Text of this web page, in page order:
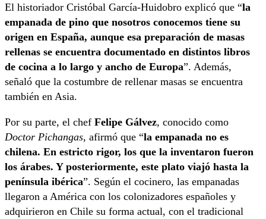
El historiador Cristóbal García-Huidobro explicó que “la
empanada de pino que nosotros conocemos tiene su
origen en España, aunque esa preparación de masas
rellenas se encuentra documentado en distintos libros
de cocina a lo largo y ancho de Europa”. Además,
señaló que la costumbre de rellenar masas se encuentra
también en Asia.
Por su parte, el chef Felipe Gálvez, conocido como
Doctor Pichangas, afirmó que “la empanada no es
chilena. En estricto rigor, los que la inventaron fueron
los árabes. Y posteriormente, este plato viajó hasta la
península ibérica”. Según el cocinero, las empanadas
llegaron a América con los colonizadores españoles y
adquirieron en Chile su forma actual, con el tradicional